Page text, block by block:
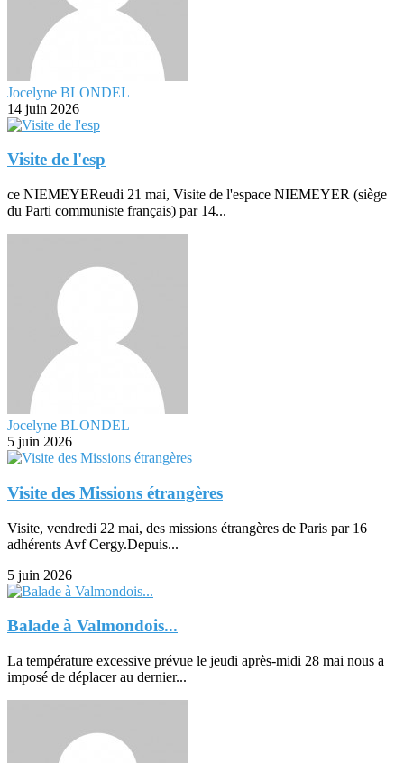
Jocelyne BLONDEL
14 juin 2026
Visite de l'esp
ce NIEMEYEReudi 21 mai, Visite de l'espace NIEMEYER (siège
du Parti communiste français) par 14...
Jocelyne BLONDEL
5 juin 2026
Visite des Missions étrangères
Visite, vendredi 22 mai, des missions étrangères de Paris par 16
adhérents Avf Cergy.Depuis...
5 juin 2026
Balade à Valmondois...
La température excessive prévue le jeudi après-midi 28 mai nous a
imposé de déplacer au dernier...